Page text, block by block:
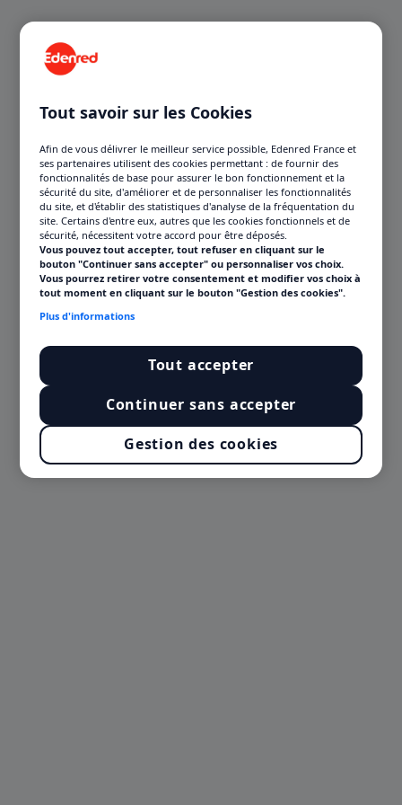
Tout savoir sur les Cookies
Afin de vous délivrer le meilleur service possible, Edenred France et
ses partenaires utilisent des cookies permettant : de fournir des
fonctionnalités de base pour assurer le bon fonctionnement et la
sécurité du site, d'améliorer et de personnaliser les fonctionnalités
du site, et d'établir des statistiques d'analyse de la fréquentation du
site. Certains d'entre eux, autres que les cookies fonctionnels et de
sécurité, nécessitent votre accord pour être déposés.
Vous pouvez tout accepter, tout refuser en cliquant sur le
bouton "Continuer sans accepter" ou personnaliser vos choix.
Vous pourrez retirer votre consentement et modifier vos choix à
tout moment en cliquant sur le bouton "Gestion des cookies".
Plus d'informations
Gestion des cookies
Continuer sans accepter
Tout accepter